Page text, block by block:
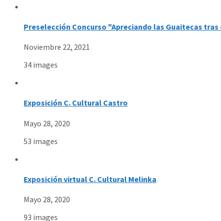
Preselección Concurso "Apreciando las Guaitecas
Noviembre 22, 2021
34 images
Exposición C. Cultural Castro
Mayo 28, 2020
53 images
Exposición virtual C. Cultural Melinka
Mayo 28, 2020
93 images